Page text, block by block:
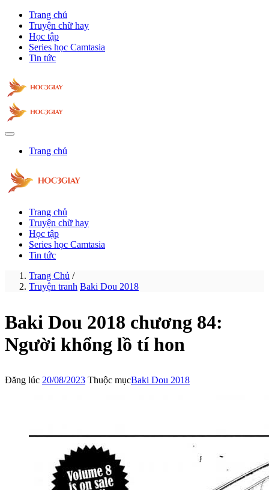
Trang chủ
Truyện chữ hay
Học tập
Series học Camtasia
Tin tức
Trang chủ
Trang chủ
Truyện chữ hay
Học tập
Series học Camtasia
Tin tức
Trang Chủ /
Truyện tranh Baki Dou 2018
Baki Dou 2018 chương 84:
Người khổng lồ tí hon
Đăng lúc 20/08/2023 Thuộc mụcBaki Dou 2018